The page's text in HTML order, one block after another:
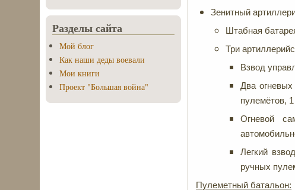
Зенитный
Штабная
Три
Взвод
Два
пулемётов, 1
Огневой
Легкий
ручных
Пулеметный батальон:
Разделы сайта
Мой блог
Как наши деды воевали
Мои книги
Проект "Большая война"